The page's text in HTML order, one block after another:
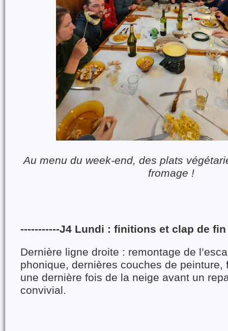
Au menu du week-end, des plats
fromage !
-----------J4 Lundi : finitions et clap de fin
Dernière ligne droite : remontage de
phonique, dernières couches de peinture,
une dernière fois de la neige avant un
convivial.